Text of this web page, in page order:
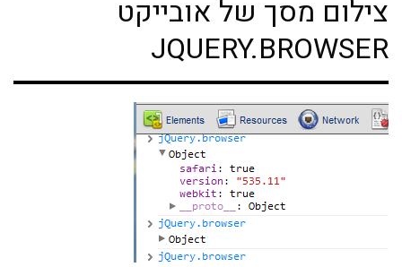
צילום מסך של אובייקט
JQUERY.BROWSER